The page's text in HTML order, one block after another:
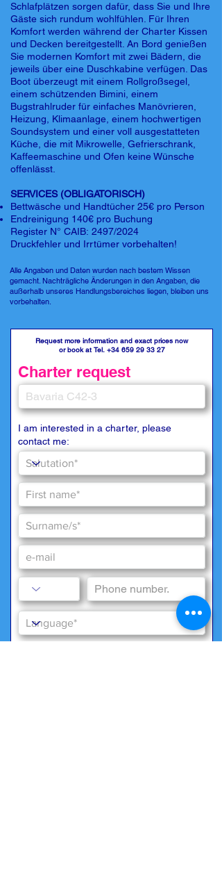
Schlafplätzen sorgen dafür, dass Sie und Ihre
Gäste sich rundum wohlfühlen. Für Ihren
Komfort werden während der Charter Kissen
und Decken bereitgestellt. An Bord genießen
Sie modernen Komfort mit zwei Bädern, die
jeweils über eine Duschkabine verfügen. Das
Boot überzeugt mit einem Rollgroßsegel,
einem schützenden Bimini, einem
Bugstrahlruder für einfaches Manövrieren,
Heizung, Klimaanlage, einem hochwertigen
Soundsystem und einer voll ausgestatteten
Küche, die mit Mikrowelle, Gefrierschrank,
Kaffeemaschine und Ofen keine Wünsche
offenlässt.
SERVICES (OBLIGATORISCH)
Bettwäsche und Handtücher 25€ pro Person
Endreinigung 140€ pro Buchung
Register N° CAIB: 2497/2024
Druckfehler und Irrtümer vorbehalten!
Alle Angaben und Daten wurden nach bestem Wissen
gemacht. Nachträgliche Änderungen in den Angaben, die
außerhalb unseres Handlungsbereiches liegen, bleiben uns
vorbehalten.
Request more information and exact prices now
or book at Tel. +34 659 29 33 27
Charter request
I am interested in a charter, please
contact me: